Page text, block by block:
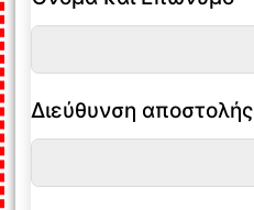
Διεύθυνση αποστολής